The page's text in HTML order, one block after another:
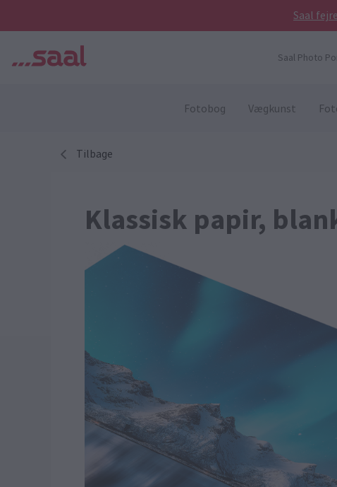
Saal
Saal Photo
Fotobog Vægkunst
Tilbage
Klassisk papir,